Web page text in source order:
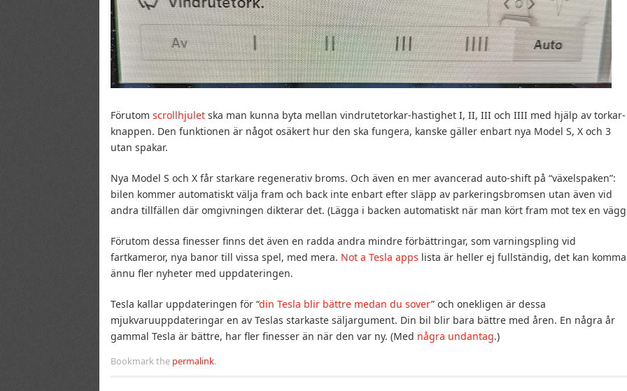
Förutom scrollhjulet ska man kunna byta mellan vindrutetorkar-hastighet I, II, III och IIII med hjälp av torkar-
knappen. Den funktionen är något osäkert hur den ska fungera, kanske gäller enbart nya Model S, X och 3
utan spakar.
Nya Model S och X får starkare regenerativ broms. Och även en mer avancerad auto-shift på “växelspaken”:
bilen kommer automatiskt välja fram och back inte enbart efter släpp av parkeringsbromsen utan även vid
andra tillfällen där omgivningen dikterar det. (Lägga i backen automatiskt när man kört fram mot tex en
Förutom dessa finesser finns det även en radda andra mindre förbättringar, som varningspling vid
fartkameror, nya banor till vissa spel, med mera. Not a Tesla apps lista är heller ej fullständig, det kan komma
ännu fler nyheter med uppdateringen.
Tesla kallar uppdateringen för “din Tesla blir bättre medan du sover” och onekligen är dessa
mjukvaruuppdateringar en av Teslas starkaste säljargument. Din bil blir bara bättre med åren. En några år
gammal Tesla är bättre, har fler finesser än när den var ny. (Med några undantag.)
Bookmark the permalink.